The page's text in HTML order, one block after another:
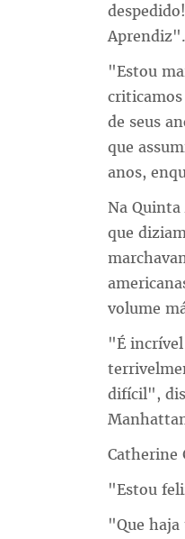
Aprendiz".
"Estou
de seus
que
anos,
Na
que
volume
"É incrível
difícil",
Catherine
"Estou
"Que